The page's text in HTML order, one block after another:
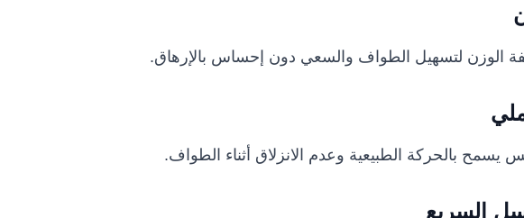
الوزن لتسهيل الطواف والسعي دون إحساس بالإرهاق.
يسمح بالحركة الطبيعية وعدم الانزلاق أثناء الطواف.
السريع